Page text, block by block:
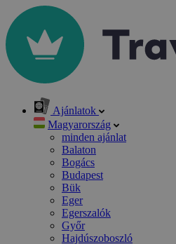
Ajánlatok
Magyarország
minden ajánlat
Balaton
Bogács
Budapest
Bük
Eger
Egerszalók
Győr
Hajdúszoboszló